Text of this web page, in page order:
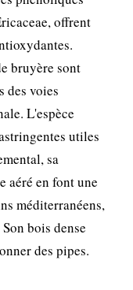
offrent
bruyère sont
des voies
L'espèce
utiles
sa
aéré en font une
méditerranéens,
bois dense
des pipes.